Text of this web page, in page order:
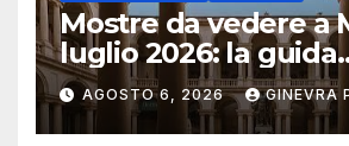
Mostre da vedere a
luglio 2026: la guida
aggiornata
AGOSTO 6, 2026 GINEVRA